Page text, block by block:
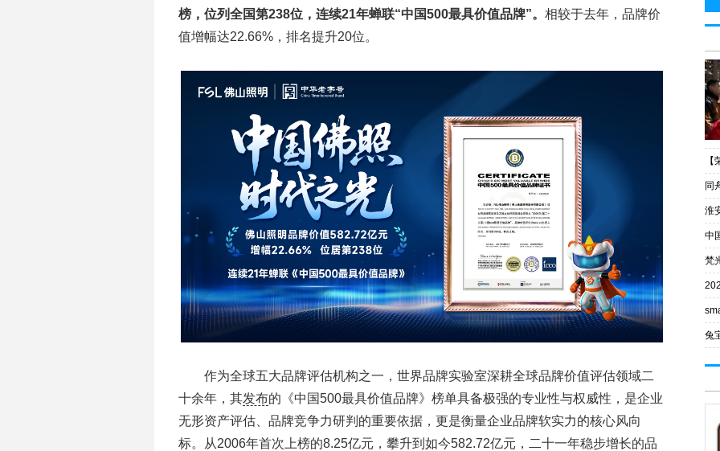
榜，位列全国第238位，连续21年蝉联“中国500最具价值品牌”。 相较于去年，品牌价
值增幅达22.66%，排名提升20位。
作为全球五大品牌评估机构之一，世界品牌实验室深耕全球品牌价值评估领域二
十余年，其发布的《中国500最具价值品牌》榜单具备极强的专业性与权威性，是企业
无形资产评估、品牌竞争力研判的重要依据，更是衡量企业品牌软实力的核心风向
标。从2006年首次上榜的8.25亿元，攀升到如今582.72亿元，二十一年稳步增长的品
同
淮
中
梵
兔